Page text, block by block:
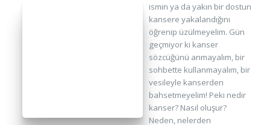
ismin ya da yakın bir dostun
kansere yakalandığını
öğrenip üzülmeyelim. Gün
geçmiyor ki kanser
sözcüğünü anmayalım, bir
sohbette kullanmayalım, bir
vesileyle kanserden
bahsetmeyelim! Peki nedir
kanser? Nasıl oluşur?
Neden, nelerden